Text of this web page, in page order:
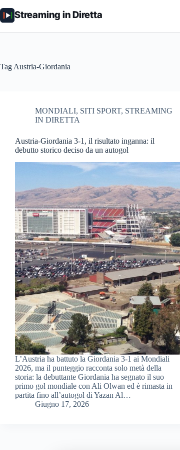
al
contenuto
Streaming in Diretta
Tag Austria-Giordania
MONDIALI, SITI SPORT, STREAMING
IN DIRETTA
Austria-Giordania 3-1, il risultato inganna: il
debutto storico deciso da un autogol
L’Austria ha battuto la Giordania 3-1 ai Mondiali
2026, ma il punteggio racconta solo metà della
storia: la debuttante Giordania ha segnato il suo
primo gol mondiale con Ali Olwan ed è rimasta in
partita fino all’autogol di Yazan Al…
Giugno 17, 2026